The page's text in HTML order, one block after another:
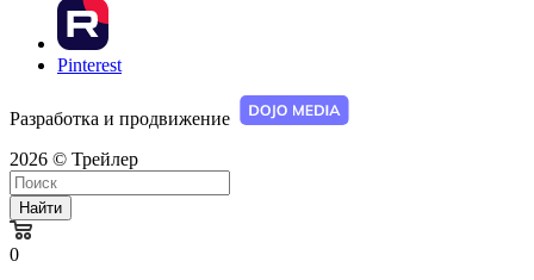
Pinterest
Разработка и продвижение
2026 © Трейлер
Найти
0